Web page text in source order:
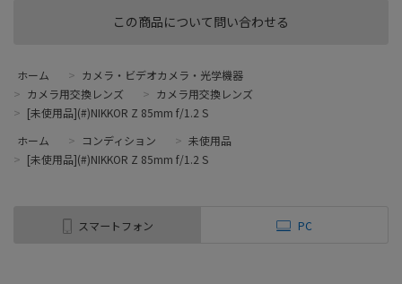
この商品について問い合わせる
ホーム > カメラ・ビデオカメラ・光学機器
> カメラ用交換レンズ > カメラ用交換レンズ
> [未使用品](#)NIKKOR Z 85mm f/1.2 S
ホーム
> コンディション > 未使用品
> [未使用品](#)NIKKOR Z 85mm f/1.2 S
スマートフォン PC